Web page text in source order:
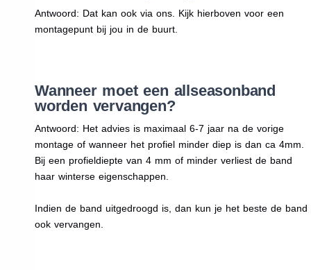
Antwoord: Dat kan ook via ons. Kijk hierboven voor een
montagepunt bij jou in de buurt.
Wanneer moet een allseasonband
worden vervangen?
Antwoord: Het advies is maximaal 6-7 jaar na de vorige
montage of wanneer het profiel minder diep is dan ca 4mm.
Bij een profieldiepte van 4 mm of minder verliest de band
haar winterse eigenschappen.
Indien de band uitgedroogd is, dan kun je het beste de band
ook vervangen.